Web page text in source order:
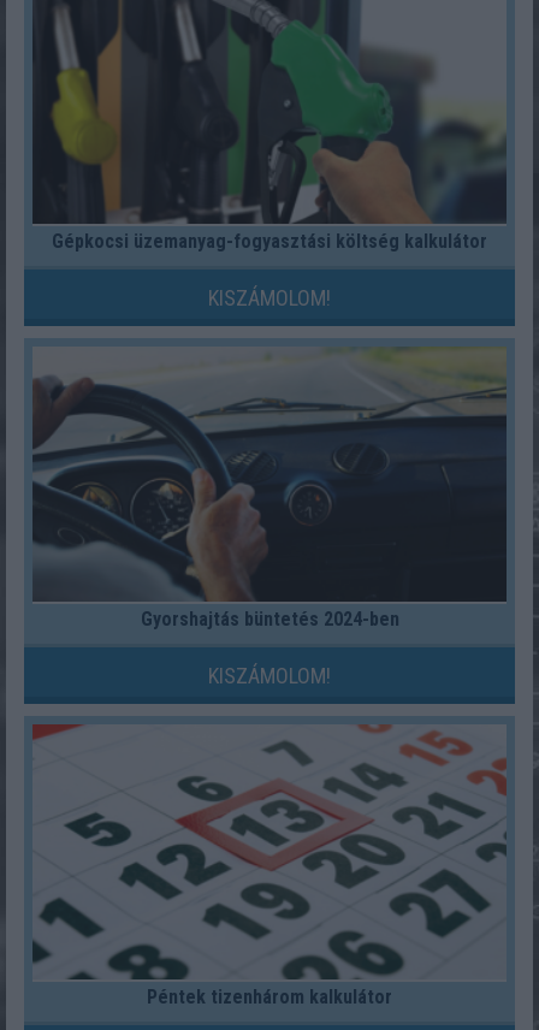
Gépkocsi üzemanyag-fogyasztási költség kalkulátor
KISZÁMOLOM!
Gyorshajtás büntetés 2024-ben
KISZÁMOLOM!
Péntek tizenhárom kalkulátor